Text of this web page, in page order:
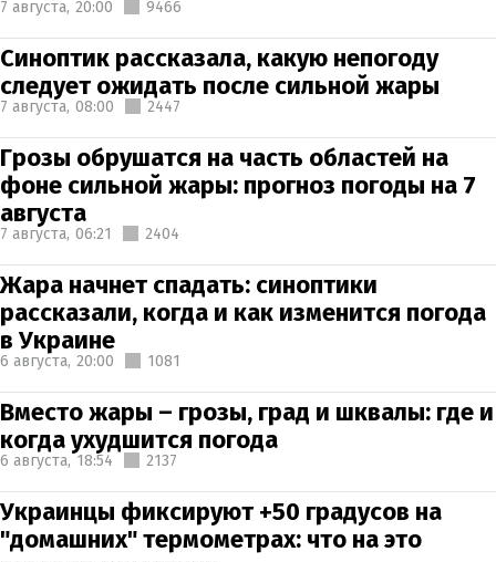
7 августа, 20:00 9466
Синоптик рассказала, какую непогоду
следует ожидать после сильной жары
7 августа, 08:00 2447
Грозы обрушатся на часть областей на
фоне сильной жары: прогноз погоды на 7
августа
7 августа, 06:21 2404
Жара начнет спадать: синоптики
рассказали, когда и как изменится погода
в Украине
6 августа, 20:00 1081
Вместо жары – грозы, град и шквалы: где и
когда ухудшится погода
6 августа, 18:54 2137
Украинцы фиксируют +50 градусов на
"домашних" термометрах: что на это